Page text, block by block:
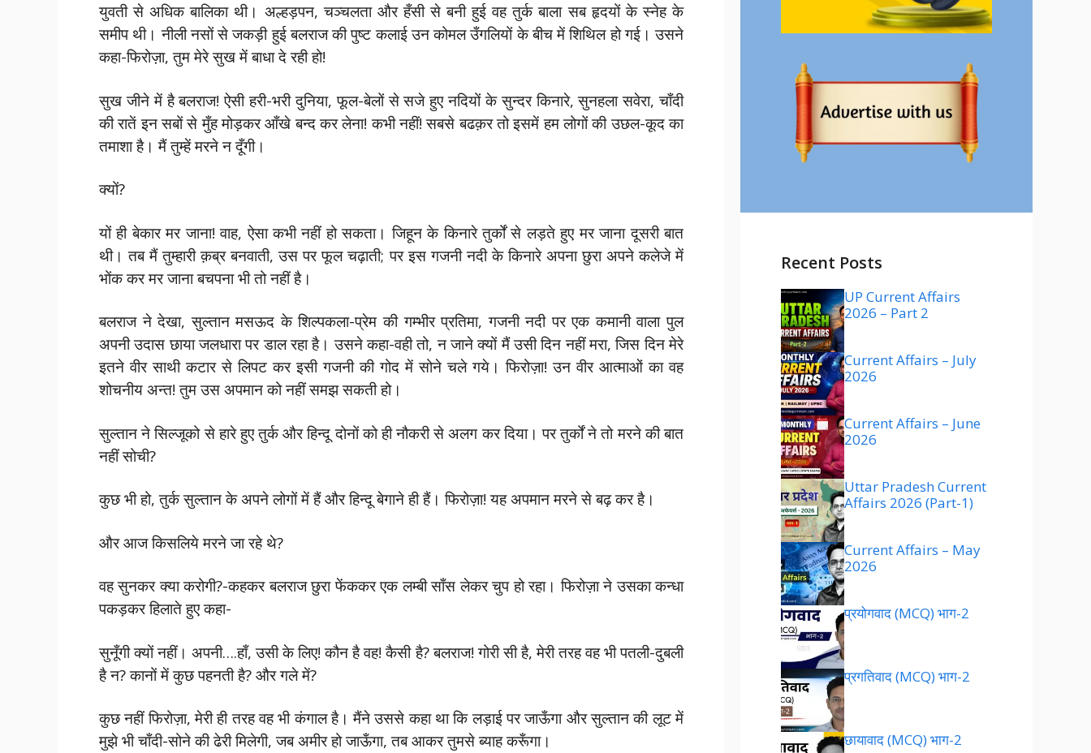
युवती से अधिक बालिका थी। अल्हड़पन, चञ्चलता और हँसी से बनी हुई वह तुर्क बाला सब हृदयों के स्नेह के
समीप थी। नीली नसों से जकड़ी हुई बलराज की पुष्ट कलाई उन कोमल उँगलियों के बीच में शिथिल हो गई। उसने
कहा-फिरोज़ा, तुम मेरे सुख में बाधा दे रही हो!
सुख जीने में है बलराज! ऐसी हरी-भरी दुनिया, फूल-बेलों से सजे हुए नदियों के सुन्दर किनारे, सुनहला सवेरा, चाँदी
की रातें इन सबों से मुँह मोड़कर आँखे बन्द कर लेना! कभी नहीं! सबसे बढक़र तो इसमें हम लोगों की उछल-कूद का
तमाशा है। मैं तुम्हें मरने न दूँगी।
क्यों?
यों ही बेकार मर जाना! वाह, ऐसा कभी नहीं हो सकता। जिहून के किनारे तुर्कों से लड़ते हुए मर जाना दूसरी बात
थी। तब मैं तुम्हारी क़ब्र बनवाती, उस पर फूल चढ़ाती; पर इस गजनी नदी के किनारे अपना छुरा अपने कलेजे में
भोंक कर मर जाना बचपना भी तो नहीं है।
बलराज ने देखा, सुल्तान मसऊद के शिल्पकला-प्रेम की गम्भीर प्रतिमा, गजनी नदी पर एक कमानी वाला पुल
अपनी उदास छाया जलधारा पर डाल रहा है। उसने कहा-वही तो, न जाने क्यों मैं उसी दिन नहीं मरा, जिस दिन मेरे
इतने वीर साथी कटार से लिपट कर इसी गजनी की गोद में सोने चले गये। फिरोज़ा! उन वीर आत्माओं का वह
शोचनीय अन्त! तुम उस अपमान को नहीं समझ सकती हो।
सुल्तान ने सिल्जूको से हारे हुए तुर्क और हिन्दू दोनों को ही नौकरी से अलग कर दिया। पर तुर्कों ने तो मरने की बात
नहीं सोची?
कुछ भी हो, तुर्क सुल्तान के अपने लोगों में हैं और हिन्दू बेगाने ही हैं। फिरोज़ा! यह अपमान मरने से बढ़ कर है।
और आज किसलिये मरने जा रहे थे?
वह सुनकर क्या करोगी?-कहकर बलराज छुरा फेंककर एक लम्बी साँस लेकर चुप हो रहा। फिरोज़ा ने उसका कन्धा
पकड़कर हिलाते हुए कहा-
सुनूँगी क्यों नहीं। अपनी….हाँ, उसी के लिए! कौन है वह! कैसी है? बलराज! गोरी सी है, मेरी तरह वह भी पतली-दुबली
है न? कानों में कुछ पहनती है? और गले में?
कुछ नहीं फिरोज़ा, मेरी ही तरह वह भी कंगाल है। मैंने उससे कहा था कि लड़ाई पर जाऊँगा और सुल्तान की लूट में
मुझे भी चाँदी-सोने की ढेरी मिलेगी, जब अमीर हो जाऊँगा, तब आकर तुमसे ब्याह करूँगा।
Recent Posts
UP Current Affairs
2026 – Part 2
Current Affairs – July
2026
Current Affairs – June
2026
Uttar Pradesh Current
Affairs 2026 (Part-1)
Current Affairs – May
2026
प्रयोगवाद (MCQ) भाग-2
प्रगतिवाद (MCQ) भाग-2
छायावाद (MCQ) भाग-2